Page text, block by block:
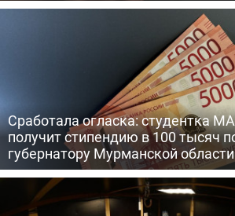
Сработала огласка: студентка
получит стипендию в 100 тысяч
губернатору Мурманской области